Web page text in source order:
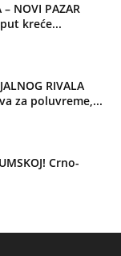
– NOVI PAZAR
kreće...
RIVALA
za poluvreme,...
Crno-